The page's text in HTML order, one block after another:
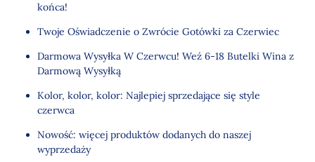
końca!
Twoje Oświadczenie o Zwrócie Gotówki za Czerwiec
Darmowa Wysyłka W Czerwcu! Weź 6-18 Butelki Wina z
Darmową Wysyłką
Kolor, kolor, kolor: Najlepiej sprzedające się style
czerwca
Nowość: więcej produktów dodanych do naszej
wyprzedaży